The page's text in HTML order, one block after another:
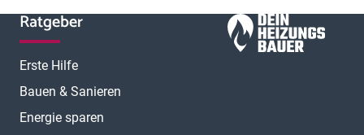
Ratgeber
Erste Hilfe
Bauen & Sanieren
Energie sparen